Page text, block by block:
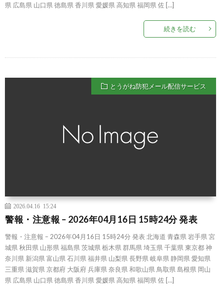
県 広島県 山口県 徳島県 香川県 愛媛県 高知県 福岡県 佐 […]
続きを読む
とうがね防犯メール配信サービス
2026.04.16 15:24
警報・注意報 – 2026年04月16日 15時24分 発表
警報・注意報 – 2026年04月16日 15時24分 発表 北海道 青森県 岩手県 宮
城県 秋田県 山形県 福島県 茨城県 栃木県 群馬県 埼玉県 千葉県 東京都 神
奈川県 新潟県 富山県 石川県 福井県 山梨県 長野県 岐阜県 静岡県 愛知県
三重県 滋賀県 京都府 大阪府 兵庫県 奈良県 和歌山県 鳥取県 島根県 岡山
県 広島県 山口県 徳島県 香川県 愛媛県 高知県 福岡県 佐 […]